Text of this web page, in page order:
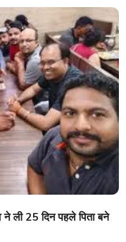
ने ली 25 दिन पहले पिता बने